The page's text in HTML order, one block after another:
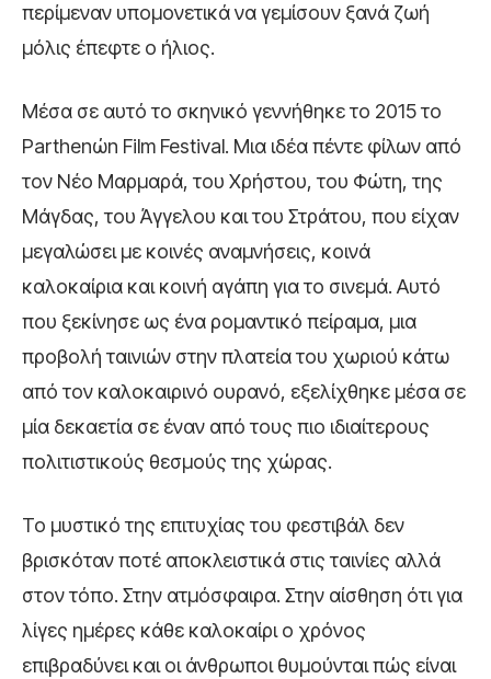
περίμεναν υπομονετικά να γεμίσουν ξανά ζωή
μόλις έπεφτε ο ήλιος.
Μέσα σε αυτό το σκηνικό γεννήθηκε το 2015 το
Parthenώn Film Festival. Μια ιδέα πέντε φίλων από
τον Νέο Μαρμαρά, του Χρήστου, του Φώτη, της
Μάγδας, του Άγγελου και του Στράτου, που είχαν
μεγαλώσει με κοινές αναμνήσεις, κοινά
καλοκαίρια και κοινή αγάπη για το σινεμά. Αυτό
που ξεκίνησε ως ένα ρομαντικό πείραμα, μια
προβολή ταινιών στην πλατεία του χωριού κάτω
από τον καλοκαιρινό ουρανό, εξελίχθηκε μέσα σε
μία δεκαετία σε έναν από τους πιο ιδιαίτερους
πολιτιστικούς θεσμούς της χώρας.
Το μυστικό της επιτυχίας του φεστιβάλ δεν
βρισκόταν ποτέ αποκλειστικά στις ταινίες αλλά
στον τόπο. Στην ατμόσφαιρα. Στην αίσθηση ότι για
λίγες ημέρες κάθε καλοκαίρι ο χρόνος
επιβραδύνει και οι άνθρωποι θυμούνται πώς είναι